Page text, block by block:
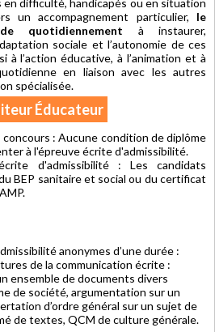
en difficulté, handicapés ou en situation
un accompagnement particulier, le
quotidiennement à instaurer,
sociale et l’autonomie de ces
à l’action éducative, à l’animation et à
en liaison avec les autres
spécialisée.
Éducateur
: Aucune condition de diplôme
à l'épreuve écrite d'admissibilité.
d'admissibilité : Les candidats
BEP sanitaire et social ou du certificat
anonymes d’une durée :
de la communication écrite :
ensemble de documents divers
de société, argumentation sur un
d’ordre général sur un sujet de
de textes, QCM de culture générale.